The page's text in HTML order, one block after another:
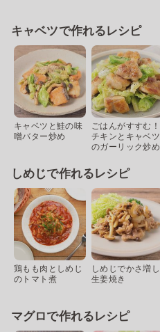
キャベツで作れるレシピ
キャベツと鮭の味
噌バター炒め
ごはんがすすむ！
チキンとキャベツ
のガーリック炒め
しめじで作れるレシピ
鶏もも肉としめじ
のトマト煮
しめじでかさ増し
生姜焼き
マグロで作れるレシピ